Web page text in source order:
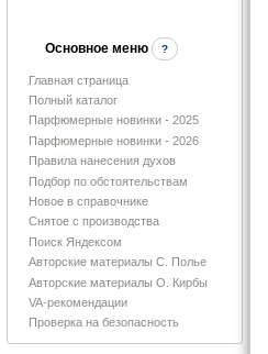
Основное меню ?
Главная страница
Полный каталог
Парфюмерные новинки - 2025
Парфюмерные новинки - 2026
Правила нанесения духов
Подбор по обстоятельствам
Новое в справочнике
Снятое с производства
Поиск Яндексом
Авторские материалы С. Полье
Авторские материалы О. Кирбы
VA-рекомендации
Проверка на безопасность